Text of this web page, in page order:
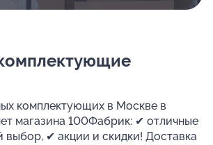
комплектующих в Москве в
магазина 100Фабрик: ✔ отличные
✔ акции и скидки! Доставка